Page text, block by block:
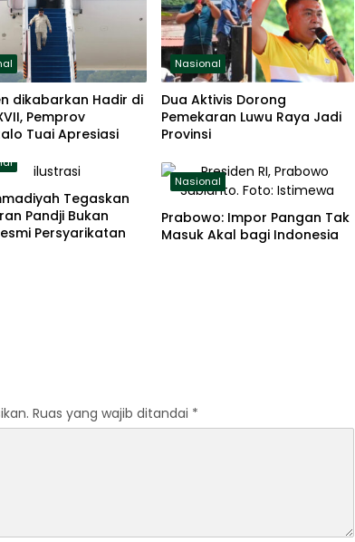
dikabarkan Hadir di
Pemprov
Tuai Apresiasi
Nasional
Dua Aktivis Dorong
Pemekaran Luwu Raya Jadi
Provinsi
Tegaskan
Pandji Bukan
Persyarikatan
Nasional
Prabowo: Impor Pangan Tak
Masuk Akal bagi Indonesia
Ruas yang wajib ditandai *